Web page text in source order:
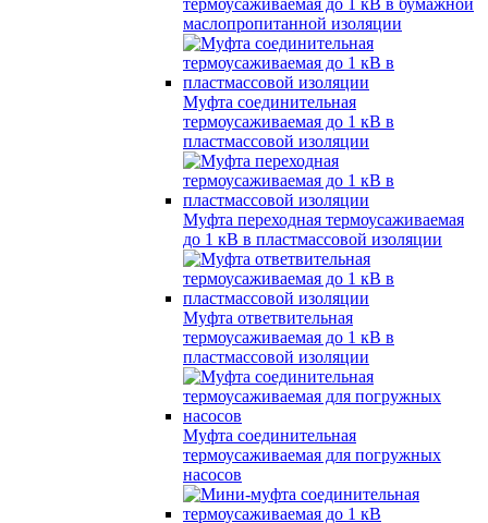
термоусаживаемая до 1 кВ в бумажной
маслопропитанной изоляции
Муфта соединительная
термоусаживаемая до 1 кВ в
пластмассовой изоляции
Муфта переходная термоусаживаемая
до 1 кВ в пластмассовой изоляции
Муфта ответвительная
термоусаживаемая до 1 кВ в
пластмассовой изоляции
Муфта соединительная
термоусаживаемая для погружных
насосов